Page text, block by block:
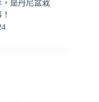
是丹尼盆栽